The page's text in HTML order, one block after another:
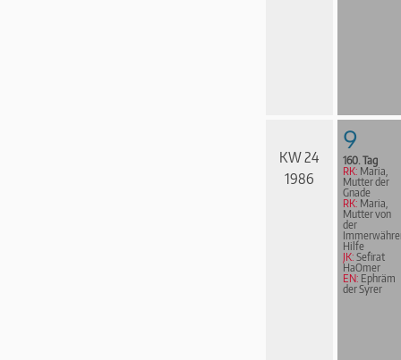
KW 24
1986
9
160. Tag
RK: Maria,
Mutter der
Gnade
RK: Maria,
Mutter von
der
Hilfe
JK: Sefirat
HaOmer
EN: Ephräm
der Syrer